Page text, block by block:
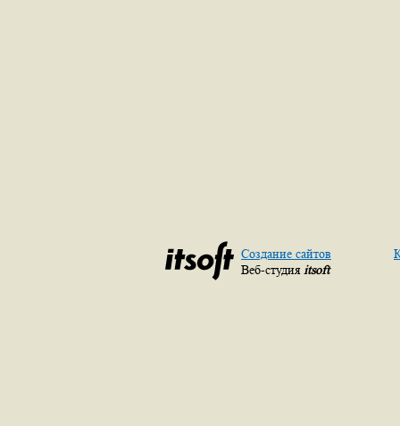
Создание сайтов
Веб-студия itsoft